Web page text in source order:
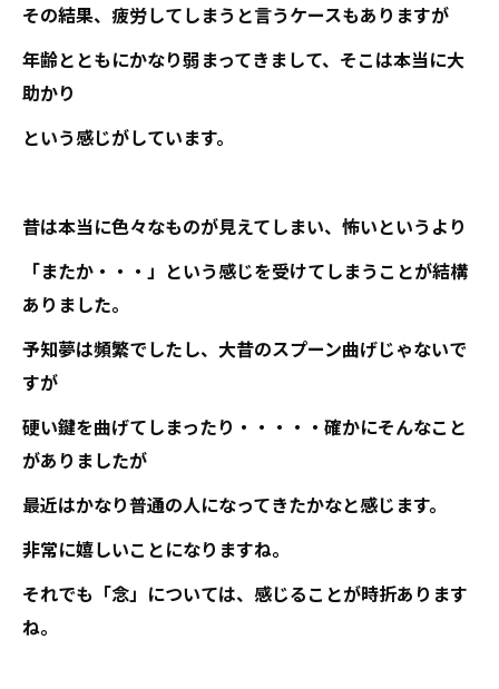
その結果、疲労してしまうと言うケースもありますが
年齢とともにかなり弱まってきまして、そこは本当に大
助かり
という感じがしています。
昔は本当に色々なものが見えてしまい、怖いというより
「またか・・・」という感じを受けてしまうことが結構
ありました。
予知夢は頻繁でしたし、大昔のスプーン曲げじゃないで
すが
硬い鍵を曲げてしまったり・・・・・確かにそんなこと
がありましたが
最近はかなり普通の人になってきたかなと感じます。
非常に嬉しいことになりますね。
それでも「念」については、感じることが時折あります
ね。